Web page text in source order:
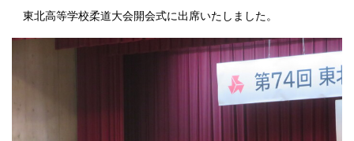
東北高等学校柔道大会開会式に出席いたしました。